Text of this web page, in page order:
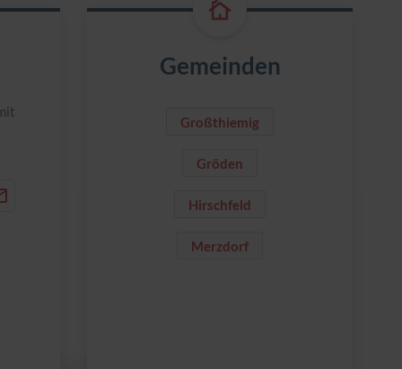
Gemeinden
Großthiemig
Gröden
Hirschfeld
Merzdorf